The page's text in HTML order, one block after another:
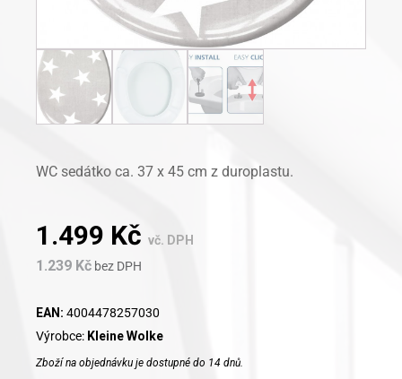
WC sedátko ca. 37 x 45 cm z duroplastu.
1.499 Kč vč. DPH
1.239 Kč bez DPH
EAN: 4004478257030
Výrobce: Kleine Wolke
Zboží na objednávku je dostupné do 14 dnů.